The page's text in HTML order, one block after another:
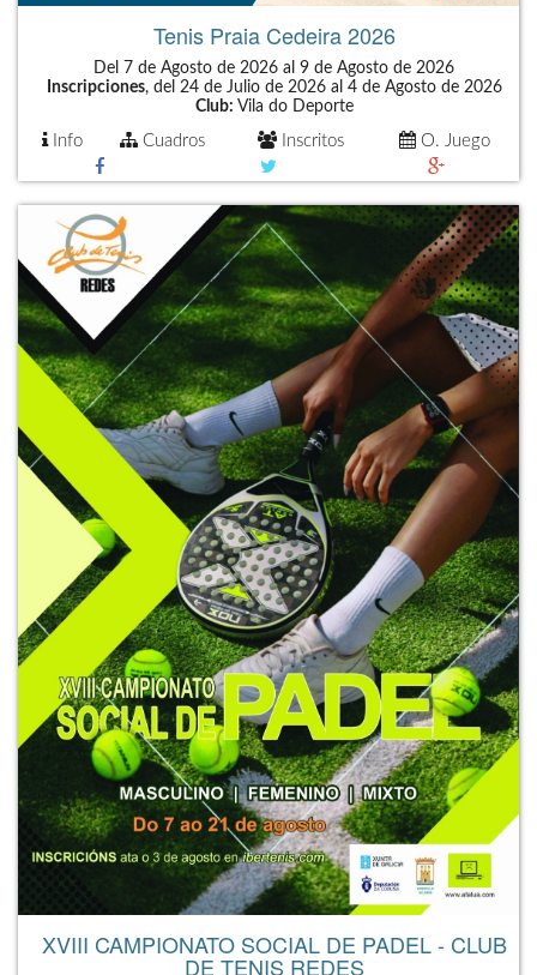
Tenis Praia Cedeira 2026
Del 7 de Agosto de 2026 al 9 de Agosto de 2026
Inscripciones, del 24 de Julio de 2026 al 4 de Agosto de 2026
Club: Vila do Deporte
Info Cuadros Inscritos O. Juego
XVIII CAMPIONATO SOCIAL DE PADEL - CLUB
DE TENIS REDES